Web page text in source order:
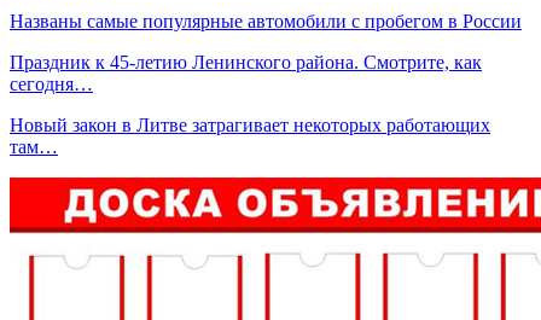
Названы самые популярные автомобили с пробегом в России
Праздник к 45-летию Ленинского района. Смотрите, как
сегодня…
Новый закон в Литве затрагивает некоторых работающих
там…